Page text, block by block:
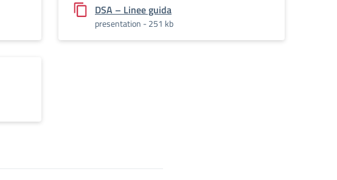
DSA – Linee guida
presentation - 251 kb